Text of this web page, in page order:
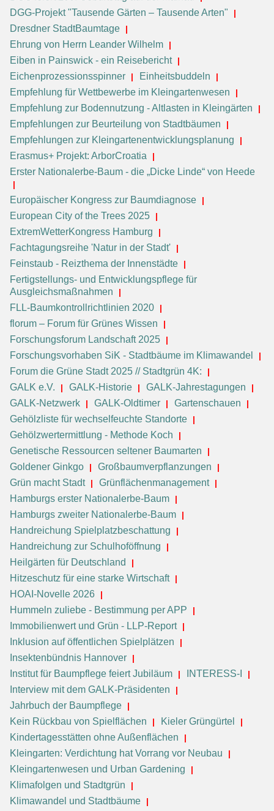
DGG-Projekt "Tausende Gärten – Tausende Arten"
Dresdner StadtBaumtage
Ehrung von Herrn Leander Wilhelm
Eiben in Painswick - ein Reisebericht
Eichenprozessionsspinner
Einheitsbuddeln
Empfehlung für Wettbewerbe im Kleingartenwesen
Empfehlung zur Bodennutzung - Altlasten in Kleingärten
Empfehlungen zur Beurteilung von Stadtbäumen
Empfehlungen zur Kleingartenentwicklungsplanung
Erasmus+ Projekt: ArborCroatia
Erster Nationalerbe-Baum - die „Dicke Linde“ von Heede
Europäischer Kongress zur Baumdiagnose
European City of the Trees 2025
ExtremWetterKongress Hamburg
Fachtagungsreihe 'Natur in der Stadt'
Feinstaub - Reizthema der Innenstädte
Fertigstellungs- und Entwicklungspflege für
Ausgleichsmaßnahmen
FLL-Baumkontrollrichtlinien 2020
florum – Forum für Grünes Wissen
Forschungsforum Landschaft 2025
Forschungsvorhaben SiK - Stadtbäume im Klimawandel
Forum die Grüne Stadt 2025 // Stadtgrün 4K:
GALK e.V.
GALK-Historie
GALK-Jahrestagungen
GALK-Netzwerk
GALK-Oldtimer
Gartenschauen
Gehölzliste für wechselfeuchte Standorte
Gehölzwertermittlung - Methode Koch
Genetische Ressourcen seltener Baumarten
Goldener Ginkgo
Großbaumverpflanzungen
Grün macht Stadt
Grünflächenmanagement
Hamburgs erster Nationalerbe-Baum
Hamburgs zweiter Nationalerbe-Baum
Handreichung Spielplatzbeschattung
Handreichung zur Schulhoföffnung
Heilgärten für Deutschland
Hitzeschutz für eine starke Wirtschaft
HOAI-Novelle 2026
Hummeln zuliebe - Bestimmung per APP
Immobilienwert und Grün - LLP-Report
Inklusion auf öffentlichen Spielplätzen
Insektenbündnis Hannover
Institut für Baumpflege feiert Jubiläum
INTERESS-I
Interview mit dem GALK-Präsidenten
Jahrbuch der Baumpflege
Kein Rückbau von Spielflächen
Kieler Grüngürtel
Kindertagesstätten ohne Außenflächen
Kleingarten: Verdichtung hat Vorrang vor Neubau
Kleingartenwesen und Urban Gardening
Klimafolgen und Stadtgrün
Klimawandel und Stadtbäume